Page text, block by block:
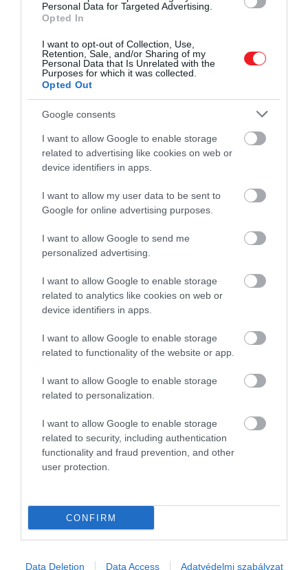
Personal Data for Targeted Advertising.
Opted In
I want to opt-out of Collection, Use,
Retention, Sale, and/or Sharing of my
Personal Data that Is Unrelated with the
Purposes for which it was collected.
Opted Out
Google consents
I want to allow Google to enable storage
related to advertising like cookies on web or
device identifiers in apps.
I want to allow my user data to be sent to
Google for online advertising purposes.
I want to allow Google to send me
personalized advertising.
I want to allow Google to enable storage
related to analytics like cookies on web or
device identifiers in apps.
I want to allow Google to enable storage
related to functionality of the website or app.
I want to allow Google to enable storage
related to personalization.
I want to allow Google to enable storage
related to security, including authentication
functionality and fraud prevention, and other
user protection.
CONFIRM
Data Deletion Data Access Adatvédelmi szabályzat
Ez az első alkalom, hogy decemberben is
közlekedik Európa egyik leghíresebb
2022. SZEPTEMBER 23. ● HAMU ÉS GYÉMÁNT
Meghosszabbították az Orient
Expressz menetrendjét…
HAMU ÉS GYÉMÁNT
Művelődj, szórakozz, kíváncsiskodj, kóstolgass
és ismerd meg a Hamu és Gyémánt világát!